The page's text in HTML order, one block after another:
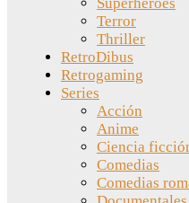
Terror
Thriller
RetroDibus
Retrogaming
Series
Acción
Anime
Ciencia
Comedias
Comedias